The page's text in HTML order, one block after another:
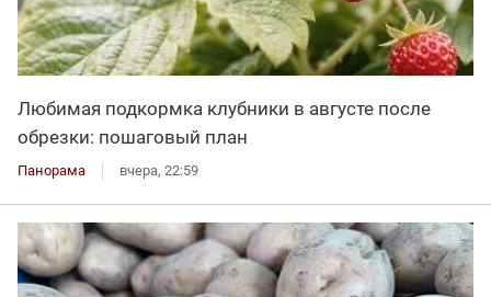
Любимая подкормка клубники в августе после
обрезки: пошаговый план
Панорама вчера, 22:59